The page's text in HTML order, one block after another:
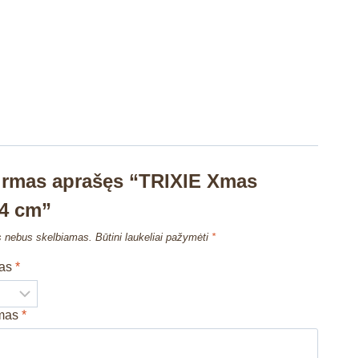
aprašęs “TRIXIE Xmas
cm”
skelbiamas. Būtini laukeliai pažymėti *
*
*